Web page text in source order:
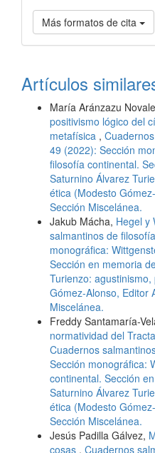
Más formatos de cita
Artículos
María Aránzazu
positivismo lógico del
metafísica ,
49 (2022): Sección
filosofía continental.
Saturnino Álvarez
ética (Modesto
Sección Miscelánea.
Jakub Mácha, Hegel y
salmantinos de
monográfica:
Sección en memoria
Turienzo:
Gómez-Alonso, Editor
Miscelánea.
Freddy Santamaría-
normatividad del
Cuadernos
Sección monográfica:
continental. Sección
Saturnino Álvarez
ética (Modesto
Sección Miscelánea.
Jesús Padilla Gálvez,
cosas , Cuadernos